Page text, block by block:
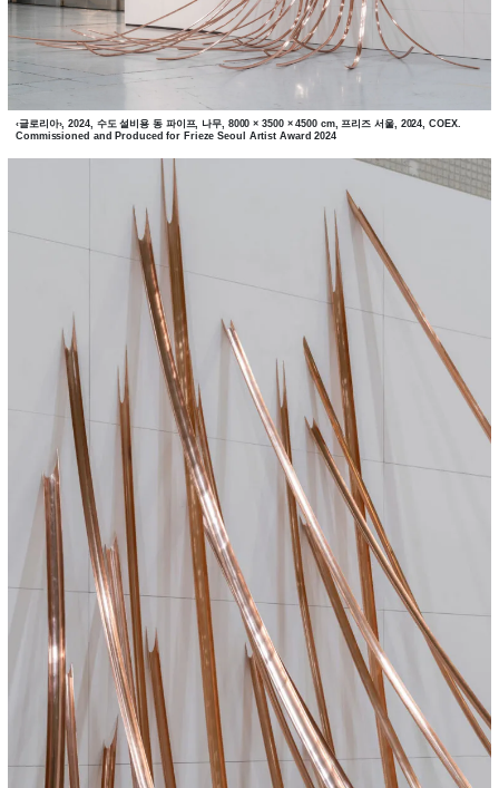
‹글로리아›, 2024, 수도 설비용 동 파이프, 나무, 8000 × 3500 × 4500 cm, 프리즈 서울, 2024, COEX.
Commissioned and Produced for Frieze Seoul Artist Award 2024